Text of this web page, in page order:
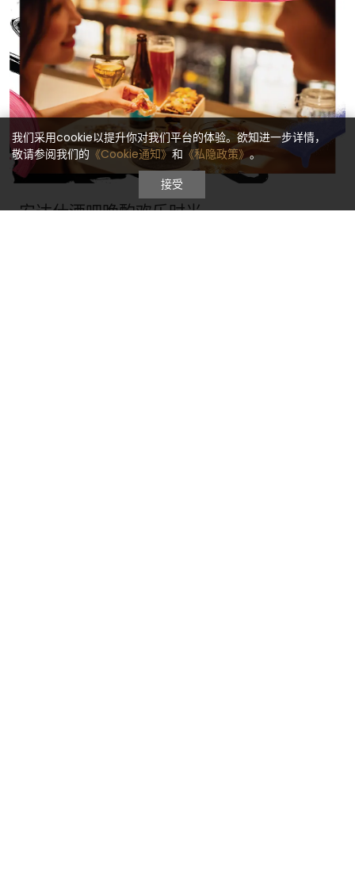
安达仕酒吧晚酌欢乐时光
我们采用cookie以提升你对我们平台的体验。欲知进一步详情，
敬请参阅我们的 《Cookie通知》和 《私隐政策》。
接受